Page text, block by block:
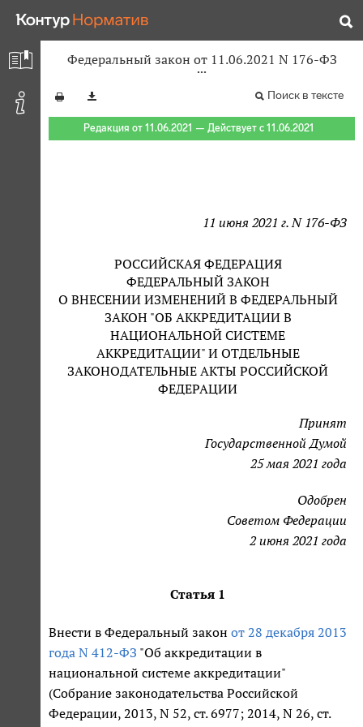
Федеральный закон от 11.06.2021 N 176-ФЗ
Поиск в тексте
Редакция от 11.06.2021 — Действует с 11.06.2021
11 июня 2021 г. N 176-ФЗ
РОССИЙСКАЯ ФЕДЕРАЦИЯ
ФЕДЕРАЛЬНЫЙ ЗАКОН
О ВНЕСЕНИИ ИЗМЕНЕНИЙ В ФЕДЕРАЛЬНЫЙ
ЗАКОН "ОБ АККРЕДИТАЦИИ В
НАЦИОНАЛЬНОЙ СИСТЕМЕ
АККРЕДИТАЦИИ" И ОТДЕЛЬНЫЕ
ЗАКОНОДАТЕЛЬНЫЕ АКТЫ РОССИЙСКОЙ
ФЕДЕРАЦИИ
Принят
Государственной Думой
25 мая 2021 года
Одобрен
Советом Федерации
2 июня 2021 года
Статья 1
Внести в Федеральный закон от 28 декабря 2013
года N 412-ФЗ "Об аккредитации в
национальной системе аккредитации"
(Собрание законодательства Российской
Федерации, 2013, N 52, ст. 6977; 2014, N 26, ст.